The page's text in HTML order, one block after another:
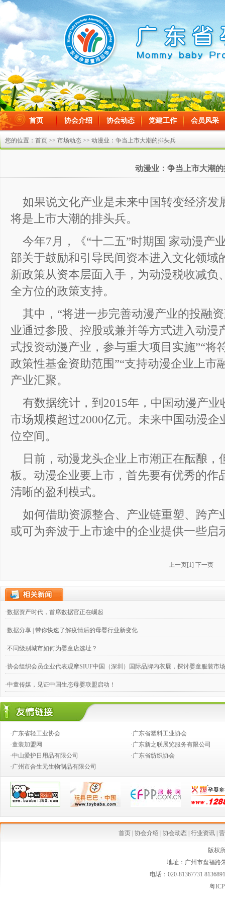
首页 协会介绍 协会动态 党建工作 会员风采
在线留言
您的位置： 首页 >> 市场动态 >> 动漫业：争当上市大潮的排头兵
动漫业：争当上市大潮
如果说文化产业是未来中国转变经济发
将是上市大潮的排头兵。
今年7月，《“十二五”时期国 家动漫产
部关于鼓励和引导民间资本进入文化领域
新政策从资本层面入手，为动漫税收减负
全方位的政策支持。
其中，“将进一步完善动漫产业的投融
业通过参股、控股或兼并等方式进入动漫
式投资动漫产业，参与重大项目实施”“将
政策性基金资助范围”“支持动漫企业上市
产业汇聚。
有数据统计，到2015年，中国动漫产
市场规模超过2000亿元。未来中国动漫
位空间。
日前，动漫龙头企业上市潮正在酝酿
板。动漫企业要上市，首先要有优秀的作
清晰的盈利模式。
如何借助资源整合、产业链重塑、跨产
或可为奔波于上市途中的企业提供一些启
上一页[1]下一页
·数据资产时代，首席数据官正在崛起
·数据分享 | 带你快速了解疫情后的母婴行业新变化
·不同级别城市如何为婴童店选址？
·协会组织会员企业代表观摩SIUF中国（深圳）国际品牌内衣展，探讨婴童服装市
·中童传媒，见证中国生态母婴联盟启动！
·奶粉钱不好赚，跨国合伙兴起
·婴童店销售，如何攻下九类难缠的客户？
·创新童装营销模式,高效对接渠道资源
·2014婴童行业创新发展论坛
·从今生宝贝公司转型看婴童行业发展中的创新变革
·国家质检总局连夜发布新西兰可瑞康婴儿配方乳粉最新消费警示
·广东省轻工业协会
·广东省塑料工业协会
·童装加盟网
·广东新之联展览服务有限公司
·中山爱护日用品有限公司
·广东省纺织协会
·广州市合生元生物制品有限公司
首页 协会介绍 协会动态 行业资讯
版权
地址：广州市盘福路
电话：020-81367731
粤